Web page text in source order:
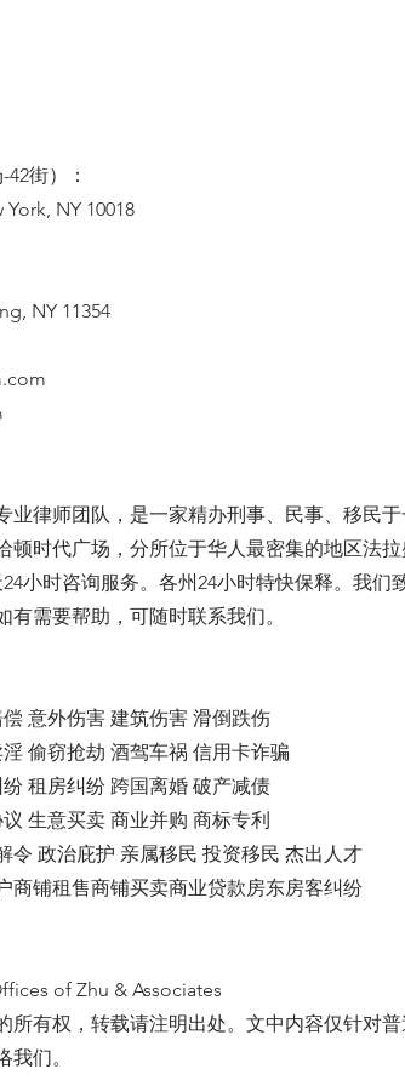
街）：
NY 10018
NY 11354
业律师团队，是一家精办刑事、民事、移民
顿时代广场，分所位于华人最密集的地区法
小时咨询服务。各州24小时特快保释。我们
需要帮助，可随时联系我们。
意外伤害 建筑伤害 滑倒跌伤
偷窃抢劫 酒驾车祸 信用卡诈骗
租房纠纷 跨国离婚 破产减债
生意买卖 商业并购 商标专利
令 政治庇护 亲属移民 投资移民 杰出人才
商铺租售商铺买卖商业贷款房东房客纠纷
of Zhu & Associates
有权，转载请注明出处。文中内容仅针对普
们。